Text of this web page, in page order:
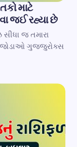
માટે
જઈ રહ્યા છે
જ તમારા
જોડાઓ ગુજ્જુરોક્સ